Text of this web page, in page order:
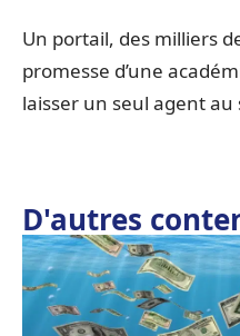
Un portail, des milliers
promesse d’une
laisser un seul agent
D'autres